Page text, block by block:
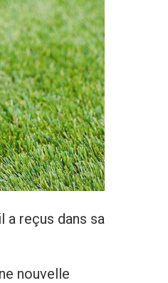
a reçus dans sa
nouvelle